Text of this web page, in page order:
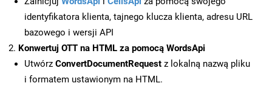
identyfikatora klienta, tajnego klucza klienta, adresu URL
bazowego i wersji API
Konwertuj OTT na HTML za pomocą WordsApi
Utwórz ConvertDocumentRequest z lokalną nazwą pliku
i formatem ustawionym na HTML.